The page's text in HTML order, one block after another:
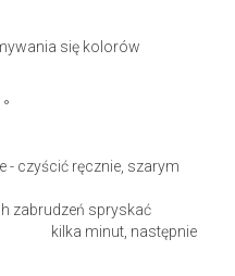
się kolorów
- czyścić ręcznie, szarym
zabrudzeń spryskać
kilka minut, następnie